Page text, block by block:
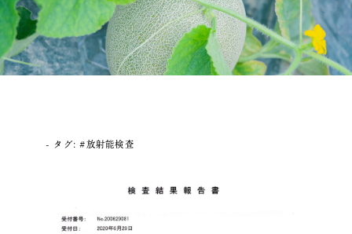
タグ: #放射能検査